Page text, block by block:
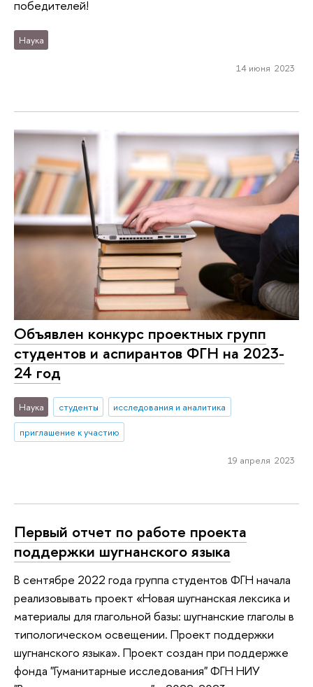
победителей!
Наука
14 июня 2023
Объявлен конкурс проектных групп
студентов и аспирантов ФГН на 2023-
24 год
Наука студенты
исследования и аналитика
приглашение к участию
19 апреля 2023
Первый отчет по работе проекта
поддержки шугнанского языка
В сентябре 2022 года группа студентов ФГН начала
реализовывать проект «Новая шугнанская лексика и
материалы для глагольной базы: шугнанские глаголы в
типологическом освещении. Проект поддержки
шугнанского языка». Проект создан при поддержке
фонда "Гуманитарные исследования" ФГН НИУ